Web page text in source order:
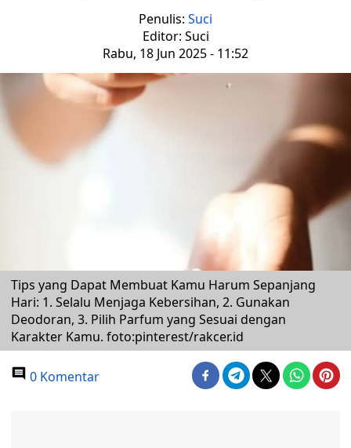
Penulis: Suci
Editor: Suci
Rabu, 18 Jun 2025 - 11:52
Tips yang Dapat Membuat Kamu Harum Sepanjang
Hari: 1. Selalu Menjaga Kebersihan, 2. Gunakan
Deodoran, 3. Pilih Parfum yang Sesuai dengan
Karakter Kamu. foto:pinterest/rakcer.id
0 Komentar